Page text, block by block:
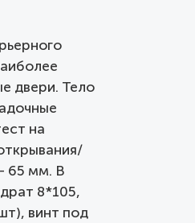
двери. Тело
на
65 мм. В
8*105,
винт под